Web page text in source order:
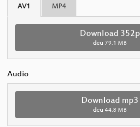
AV1 MP4
Download 352p
deu 79.1 MB
Audio
Download mp3
deu 44.8 MB